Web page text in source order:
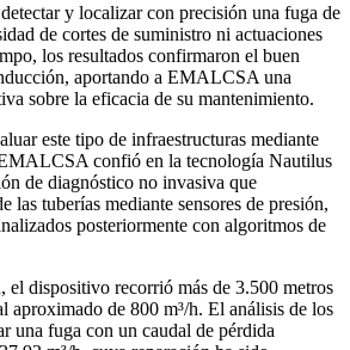
y localizar con precisión una fuga de
de cortes de suministro ni actuaciones
los resultados confirmaron el buen
aportando a EMALCSA una
sobre la eficacia de su mantenimiento.
este tipo de infraestructuras mediante
confió en la tecnología Nautilus
de diagnóstico no invasiva que
las tuberías mediante sensores de presión,
posteriormente con algoritmos de
el dispositivo recorrió más de 3.500 metros
aproximado de 800 m³/h. El análisis de los
una fuga con un caudal de pérdida